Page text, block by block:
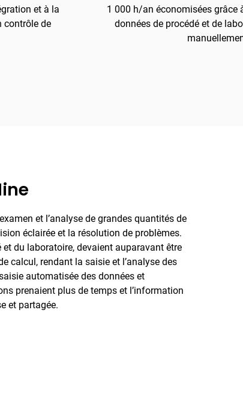
et à la
contrôle de
1 000 h/an économisées grâce
données de procédé et de
et l’analyse de grandes quantités de
éclairée et la résolution de problèmes.
du laboratoire, devaient auparavant être
calcul, rendant la saisie et l’analyse des
automatisée des données et
prenaient plus de temps et l’information
et partagée.